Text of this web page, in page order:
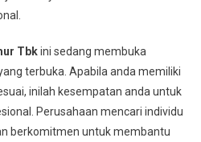
Tbkini sedang membuka
terbuka. Apabila anda memiliki
inilah kesempatan anda untuk
Perusahaan mencari individu
berkomitmen untuk membantu